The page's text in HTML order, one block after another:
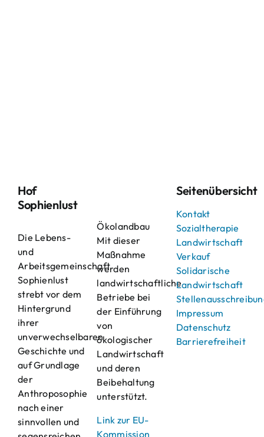
Hof
Sophienlust
Die Lebens-
und
Arbeitsgemeinschaft
Sophienlust
strebt vor dem
Hintergrund
ihrer
unverwechselbaren
Geschichte und
auf Grundlage
der
Anthroposophie
nach einer
sinnvollen und
Ökolandbau
Mit dieser
Maßnahme
werden
landwirtschaftliche
Betriebe bei
der Einführung
von
ökologischer
Landwirtschaft
und deren
Beibehaltung
unterstützt.
Link zur EU-
Kommission
Seitenübersicht
Kontakt
Sozialtherapie
Landwirtschaft
Verkauf
Solidarische
Landwirtschaft
Impressum
Datenschutz
Barrierefreiheit